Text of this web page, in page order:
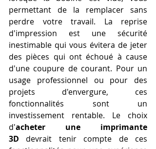
permettant de la remplacer sans
perdre votre travail. La reprise
d'impression est une sécurité
inestimable qui vous évitera de jeter
des pièces qui ont échoué à cause
d'une coupure de courant. Pour un
usage professionnel ou pour des
projets d'envergure, ces
fonctionnalités sont un
investissement rentable. Le choix
d'acheter une imprimante
3D devrait tenir compte de ces